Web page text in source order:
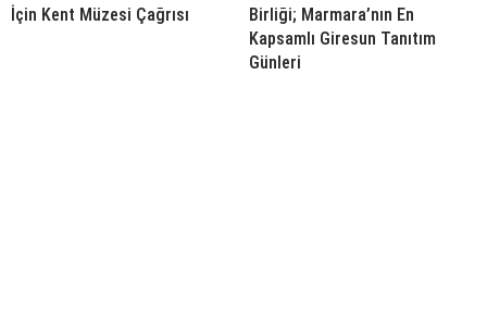
İçin Kent Müzesi Çağrısı
Birliği; Marmara’nın En
Kapsamlı Giresun Tanıtım
Günleri